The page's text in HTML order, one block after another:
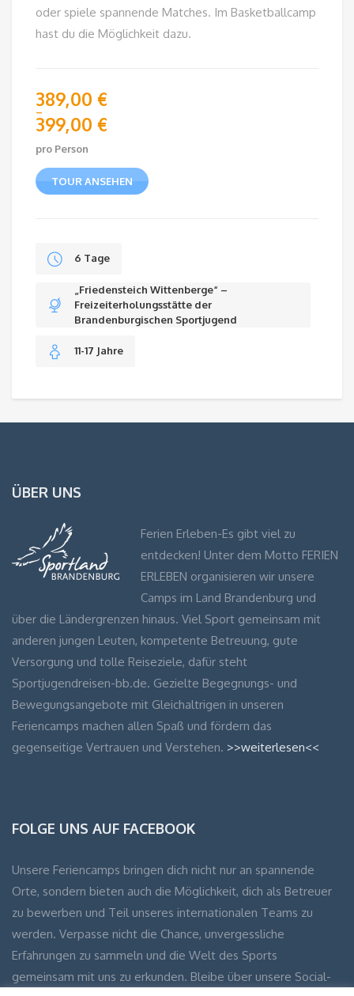
oder spiele spannende Matches. Im Basketballcamp
hast du die Möglichkeit dazu.
389,00 €
–
399,00 €
Preisspanne:
389,00 €
399,00 €
pro Person
TOUR ANSEHEN
6 Tage
„Friedensteich Wittenberge“ –
Freizeiterholungsstätte der
Brandenburgischen Sportjugend
11-17 Jahre
ÜBER UNS
Ferien Erleben-Es gibt viel zu
entdecken! Unter dem Motto FERIEN
ERLEBEN organisieren wir unsere
Camps im Land Brandenburg und
über die Ländergrenzen hinaus. Viel Sport gemeinsam mit
anderen jungen Leuten, kompetente Betreuung, gute
Versorgung und tolle Reiseziele, dafür steht
Sportjugendreisen-bb.de. Gezielte Begegnungs- und
Bewegungsangebote mit Gleichaltrigen in unseren
Feriencamps machen allen Spaß und fördern das
gegenseitige Vertrauen und Verstehen. >>weiterlesen<<
FOLGE UNS AUF FACEBOOK
Unsere Feriencamps bringen dich nicht nur an spannende
Orte, sondern bieten auch die Möglichkeit, dich als Betreuer
zu bewerben und Teil unseres internationalen Teams zu
werden. Verpasse nicht die Chance, unvergessliche
Erfahrungen zu sammeln und die Welt des Sports
gemeinsam mit uns zu erkunden. Bleibe über unsere Social-